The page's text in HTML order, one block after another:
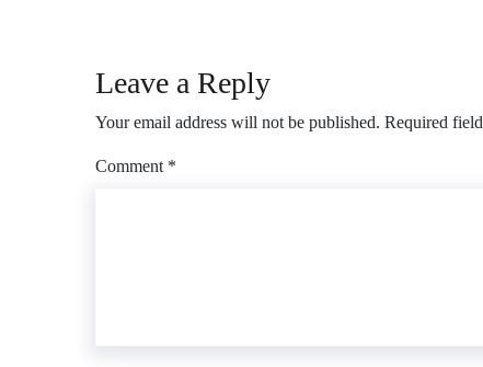
Leave a Reply
Your email address will not be published. Required
Comment *